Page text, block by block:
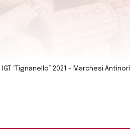
“Tignanello” 2021 – Marchesi Antinori